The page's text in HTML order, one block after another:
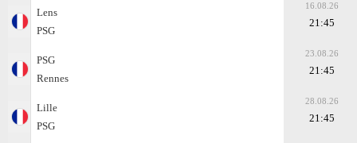
Lens
PSG
16.08.26
21:45
PSG
Rennes
23.08.26
21:45
Lille
PSG
28.08.26
21:45